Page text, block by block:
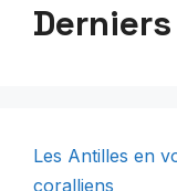
Les Antilles en
coralliens